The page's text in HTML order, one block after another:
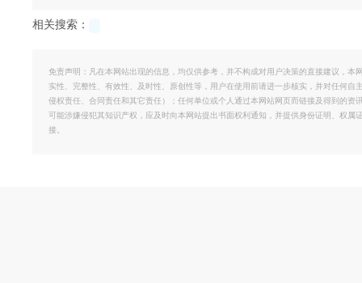
相关搜索：
免责声明：凡在本网站出现的信息，均仅供参考，并不构成对用户决策的直接建议，
实性、完整性、有效性、及时性、原创性等，用户在使用前请进一步核实，并对任何
侵权责任、合同责任和其它责任）；任何单位或个人通过本网站网页而链接及得到的
可能涉嫌侵犯其知识产权，应及时向本网站提出书面权利通知，并提供身份证明、权
接。